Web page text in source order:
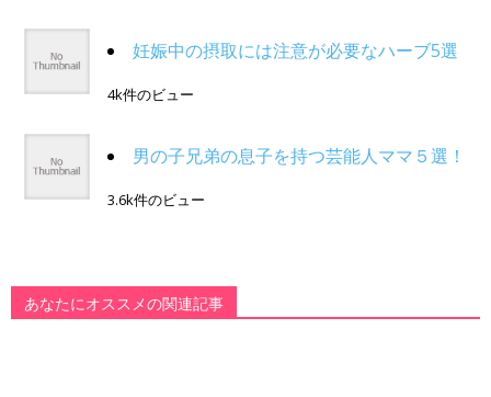
妊娠中の摂取には注意が必要なハーブ5選
4k件のビュー
男の子兄弟の息子を持つ芸能人ママ５選！
3.6k件のビュー
あなたにオススメの関連記事